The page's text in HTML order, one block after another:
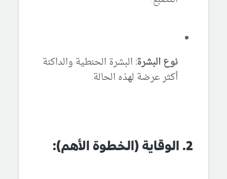
نوع البشرة: البشرة الحنطية والداكنة
أكثر عرضة لهذه الحالة.
2. الوقاية (الخطوة الأهم):